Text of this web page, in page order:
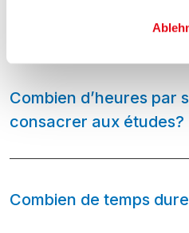
Combien d’heures par
consacrer aux études?
Combien de temps